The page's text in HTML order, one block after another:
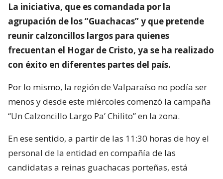
La iniciativa, que es comandada por la
agrupación de los “Guachacas” y que pretende
reunir calzoncillos largos para quienes
frecuentan el Hogar de Cristo, ya se ha realizado
con éxito en diferentes partes del país.
Por lo mismo, la región de Valparaíso no podía ser
menos y desde este miércoles comenzó la campaña
“Un Calzoncillo Largo Pa’ Chilito” en la zona.
En ese sentido, a partir de las 11:30 horas de hoy el
personal de la entidad en compañía de las
candidatas a reinas guachacas porteñas, está